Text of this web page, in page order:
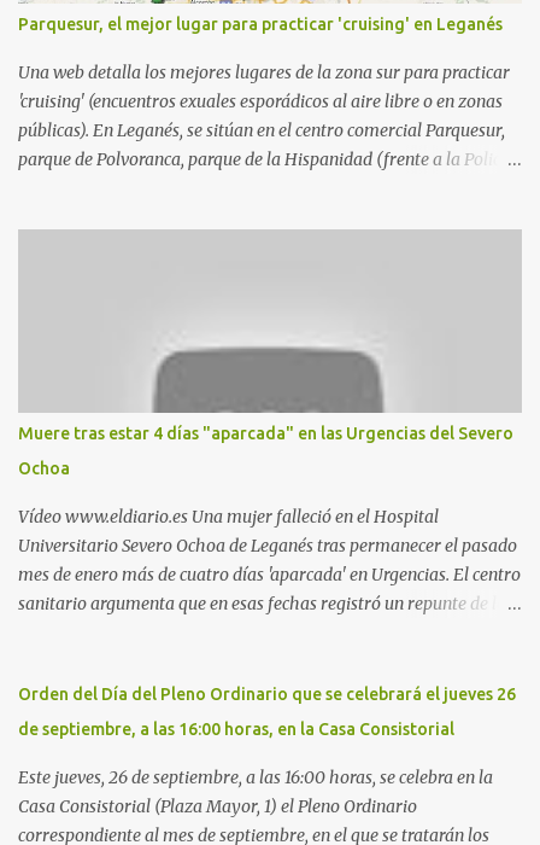
Parquesur, el mejor lugar para practicar 'cruising' en Leganés
Una web detalla los mejores lugares de la zona sur para practicar
'cruising' (encuentros exuales esporádicos al aire libre o en zonas
públicas). En Leganés, se sitúan en el centro comercial Parquesur,
parque de Polvoranca, parque de la Hispanidad (frente a la Policía
estadio municipal de Butarque) y caminos entre el estadio y Plaza
Nueva. Otro lugar: Escombrera de Polvoranca, entre Leganés y
Móstoles También en el parque de la Hispanidad, situado frente a
la Policía Local de Leganés de la calle Chile, 1, y junto al
cementerio de Butarque". Más información
Muere tras estar 4 días "aparcada" en las Urgencias del Severo
Ochoa
Vídeo www.eldiario.es Una mujer falleció en el Hospital
Universitario Severo Ochoa de Leganés tras permanecer el pasado
mes de enero más de cuatro días 'aparcada' en Urgencias. El centro
sanitario argumenta que en esas fechas registró un repunte de las
arritmia y agravamiento de su dolencia por culpa de un resfriado.
Por ello, la ingresaron a finales del año pasado en el Hospital
cama, en el pasillo, sin mantas y sin poder descansar. Su hija, que
ha denunciado el caso y que grabó un vídeo de la situación
extrema, aseguró que los pasillos estaban repletos de enfermos y
Orden del Día del Pleno Ordinario que se celebrará el jueves 26
de septiembre, a las 16:00 horas, en la Casa Consistorial
Este jueves, 26 de septiembre, a las 16:00 horas, se celebra en la
Casa Consistorial (Plaza Mayor, 1) el Pleno Ordinario
correspondiente al mes de septiembre, en el que se tratarán los